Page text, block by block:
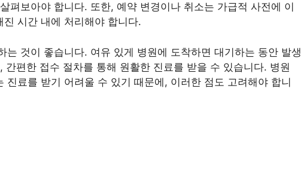
펴보아야 합니다. 또한, 예약 변경이나 취소는 가급적 사전에 이
시간 내에 처리해야 합니다.
는 것이 좋습니다. 여유 있게 병원에 도착하면 대기하는 동안 발생
간편한 접수 절차를 통해 원활한 진료를 받을 수 있습니다. 병원
진료를 받기 어려울 수 있기 때문에, 이러한 점도 고려해야 합니